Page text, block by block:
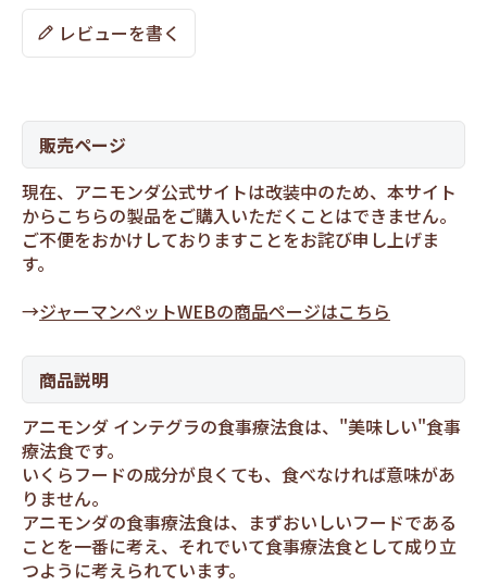
レビューを書く
販売ページ
現在、アニモンダ公式サイトは改装中のため、本サイト
からこちらの製品をご購入いただくことはできません。
ご不便をおかけしておりますことをお詫び申し上げま
す。
→ジャーマンペットWEBの商品ページはこちら
商品説明
アニモンダ インテグラの食事療法食は、"美味しい"食事
療法食です。
いくらフードの成分が良くても、食べなければ意味があ
りません。
アニモンダの食事療法食は、まずおいしいフードである
ことを一番に考え、それでいて食事療法食として成り立
つように考えられています。